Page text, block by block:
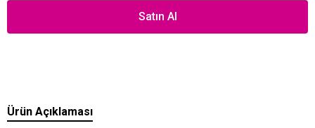
Satın Al
Ürün Açıklaması